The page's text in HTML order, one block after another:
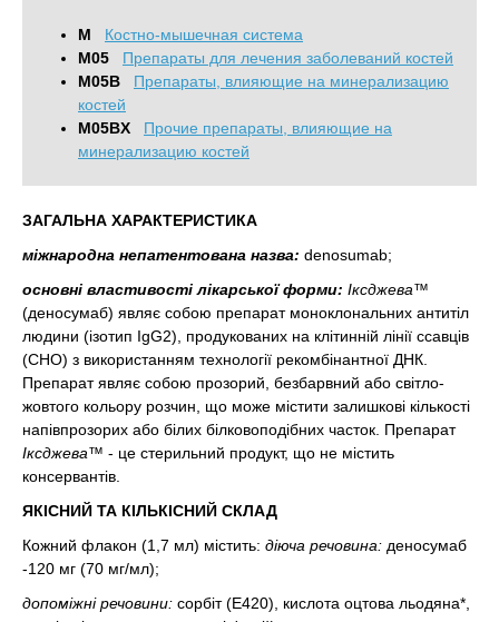
M
Костно-мышечная система
M05
Препараты для лечения заболеваний костей
M05B
Препараты, влияющие на минерализацию
костей
M05BX
Прочие препараты, влияющие на
минерализацию костей
ЗАГАЛЬНА ХАРАКТЕРИСТИКА
міжнародна непатентована назва: denosumab;
основні властивості лікарської форми: Іксджева™
(деносумаб) являє собою препарат моноклональних антитіл
людини (ізотип IgG2), продукованих на клітинній лінії ссавців
(СНО) з використанням технології рекомбінантної ДНК.
Препарат являє собою прозорий, безбарвний або світло-
жовтого кольору розчин, що може містити залишкові кількості
напівпрозорих або білих білковоподібних часток. Препарат
Іксджева™ - це стерильний продукт, що не містить
консервантів.
ЯКІСНИЙ ТА КІЛЬКІСНИЙ СКЛАД
Кожний флакон (1,7 мл) містить: діюча речовина: деносумаб
-120 мг (70 мг/мл);
допоміжні речовини: сорбіт (Е420), кислота оцтова льодяна*,